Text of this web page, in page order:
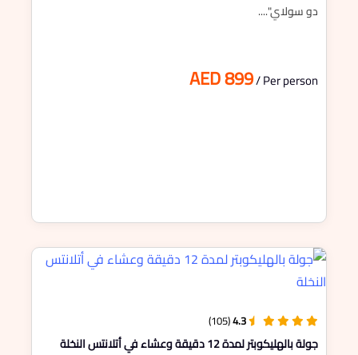
دو سولاي"....
AED 899/ Per person
4.3
(105)
جولة بالهليكوبتر لمدة 12 دقيقة وعشاء في أتلانتس النخلة